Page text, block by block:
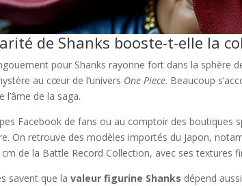
de Shanks booste-t-elle la
pour Shanks rayonne fort dans la sphère
au cœur de l’univers One Piece. Beaucoup
de la saga.
Facebook de fans ou au comptoir des
On retrouve des modèles importés du Japon,
de la Battle Record Collection, avec ses textures
savent que lavaleur figurine Shanks dépend